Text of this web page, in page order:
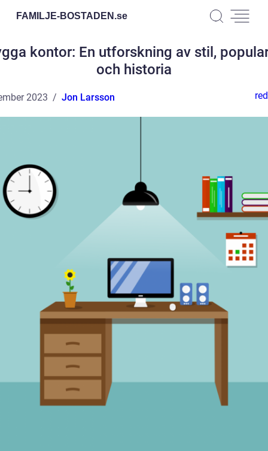
FAMILJE-BOSTADEN.se
kontor: En utforskning av stil,
och historia
2023 Jon Larsson